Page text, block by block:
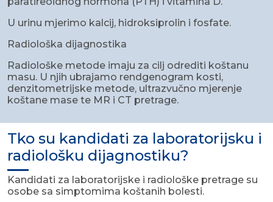
U urinu mjerimo kalcij, hidroksiprolin i fosfate.
Radiološka dijagnostika
Radiološke metode imaju za cilj odrediti koštanu
masu. U njih ubrajamo rendgenogram kosti,
denzitometrijske metode, ultrazvučno mjerenje
koštane mase te MR i CT pretrage.
Tko su kandidati za laboratorijsku i
radiološku dijagnostiku?
Kandidati za laboratorijske i radiološke pretrage su
osobe sa simptomima koštanih bolesti.